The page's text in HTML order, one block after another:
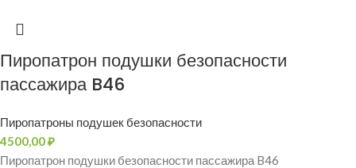
Пиропатрон подушки безопасности
пассажира B46
Пиропатроны подушек безопасности
4500,00₽
Пиропатрон подушки безопасности пассажира B46